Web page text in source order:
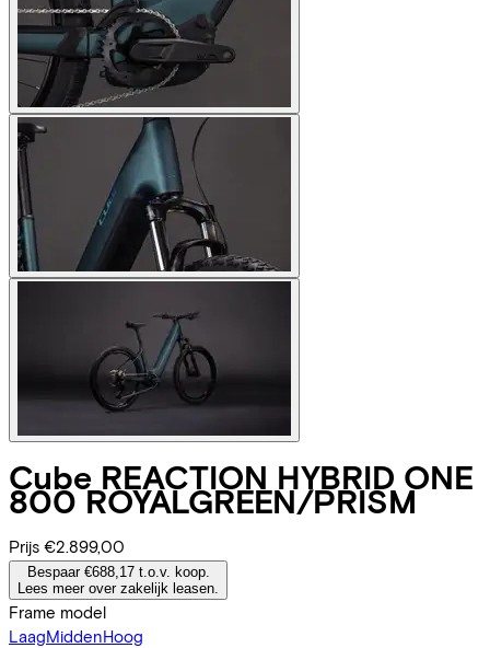
Cube REACTION HYBRID ONE
800 ROYALGREEN/PRISM
Prijs €2.899,00
Bespaar €688,17 t.o.v. koop.
Lees meer over zakelijk leasen.
Frame model
LaagMiddenHoog